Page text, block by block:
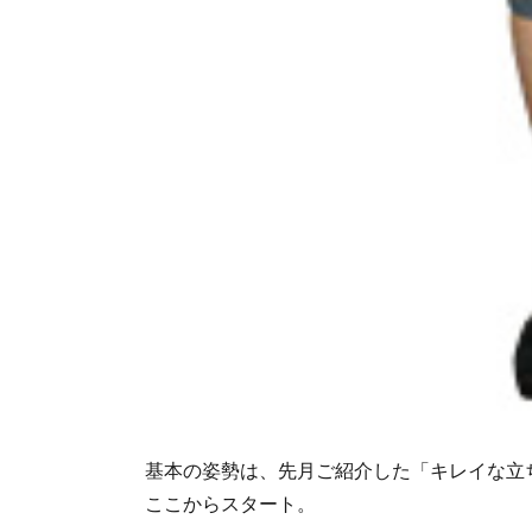
基本の姿勢は、先月ご紹介した「キレイな立
ここからスタート。